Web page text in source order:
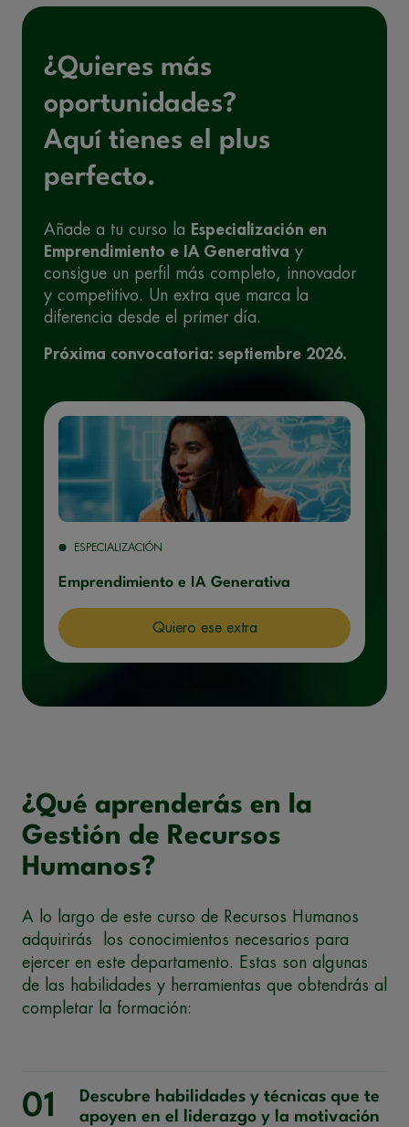
¿Quieres más
oportunidades?
Aquí tienes el plus
perfecto.
Añade a tu curso la Especialización en
Emprendimiento e IA Generativa y
consigue un perfil más completo, innovador
y competitivo. Un extra que marca la
diferencia desde el primer día.
Próxima convocatoria: septiembre 2026.
ESPECIALIZACIÓN
Emprendimiento e IA Generativa
Quiero ese extra
¿Qué aprenderás en la
Gestión de Recursos
Humanos?
A lo largo de este curso de Recursos Humanos
adquirirás los conocimientos necesarios para
ejercer en este departamento. Estas son algunas
de las habilidades y herramientas que obtendrás al
completar la formación:
01
Descubre habilidades y técnicas que te
apoyen en el liderazgo y la motivación